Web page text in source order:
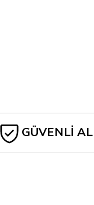
GÜVENLİ